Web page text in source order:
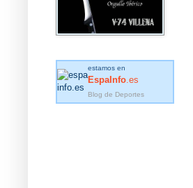
estamos en
EspaInfo .es
Blog de Deportes